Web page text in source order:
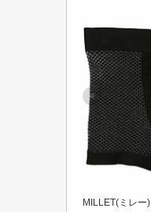
MILLET(ミレー)